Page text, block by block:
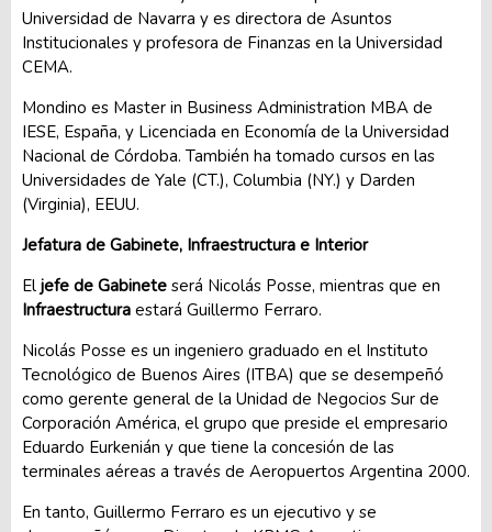
Universidad de Navarra y es directora de Asuntos
Institucionales y profesora de Finanzas en la Universidad
CEMA.
Mondino es Master in Business Administration MBA de
IESE, España, y Licenciada en Economía de la Universidad
Nacional de Córdoba. También ha tomado cursos en las
Universidades de Yale (CT.), Columbia (NY.) y Darden
(Virginia), EEUU.
Jefatura de Gabinete, Infraestructura e Interior
El jefe de Gabinete será Nicolás Posse, mientras que en
Infraestructura estará Guillermo Ferraro.
Nicolás Posse es un ingeniero graduado en el Instituto
Tecnológico de Buenos Aires (ITBA) que se desempeñó
como gerente general de la Unidad de Negocios Sur de
Corporación América, el grupo que preside el empresario
Eduardo Eurkenián y que tiene la concesión de las
terminales aéreas a través de Aeropuertos Argentina 2000.
En tanto, Guillermo Ferraro es un ejecutivo y se